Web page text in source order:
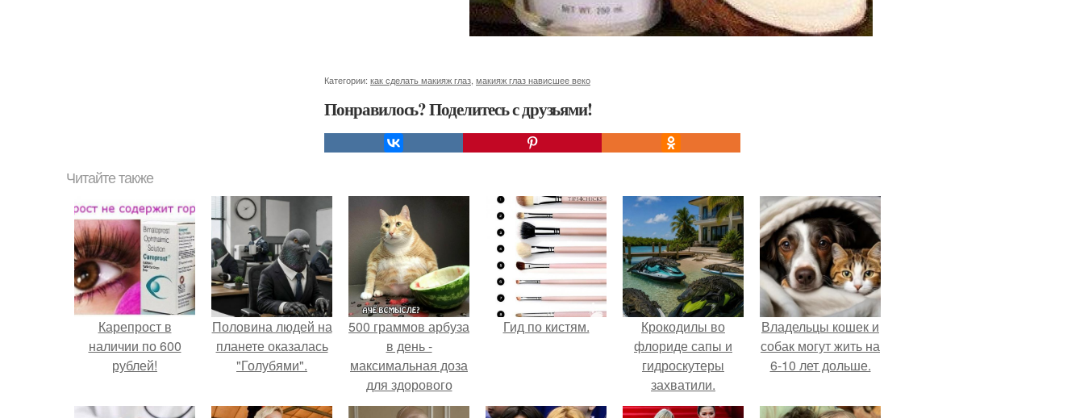
Категории: как сделать макияж глаз макияж глаз нависшее веко
Понравилось? Поделитесь с друзьями!
Читайте также
Карепрост в
наличии по 600
рублей!
Половина людей на
планете оказалась
"Голубями".
500 граммов арбуза
в день -
максимальная доза
для здорового
взрослого,
Гид по кистям.
Крокодилы во
флориде сапы и
гидроскутеры
захватили.
Владельцы кошек и
собак могут жить на
6-10 лет дольше.